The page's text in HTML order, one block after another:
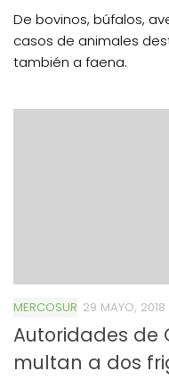
De bovinos, búfalos,
casos de animales
también a faena.
MERCOSUR 29 MAYO, 2018
Autoridades de
multan a dos